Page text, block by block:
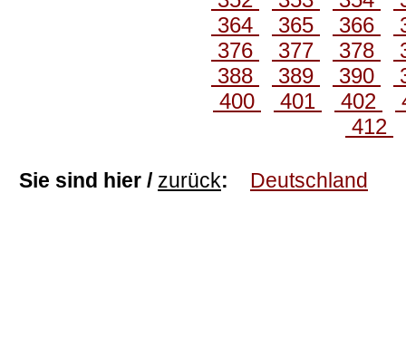
364
365 366
376
377 378
388
389 390
400
401 402
412
Sie sind hier / zurück: Deutschland